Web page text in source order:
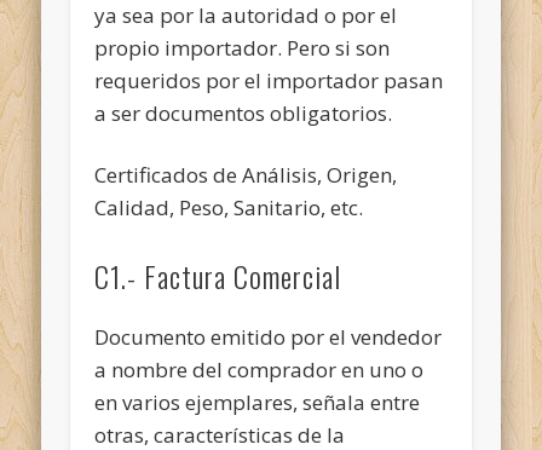
ya sea por la autoridad o por el
propio importador. Pero si son
requeridos por el importador pasan
a ser documentos obligatorios.
Certificados de Análisis, Origen,
Calidad, Peso, Sanitario, etc.
C1.- Factura Comercial
Documento emitido por el vendedor
a nombre del comprador en uno o
en varios ejemplares, señala entre
otras, características de la